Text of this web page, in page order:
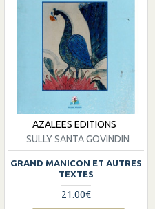
AZALEES EDITIONS
SULLY SANTA GOVINDIN
GRAND MANICON ET AUTRES
TEXTES
21.00€